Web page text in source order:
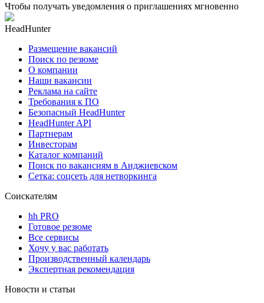
Чтобы получать уведомления о приглашениях мгновенно
HeadHunter
Размещение вакансий
Поиск по резюме
О компании
Наши вакансии
Реклама на сайте
Требования к ПО
Безопасный HeadHunter
HeadHunter API
Партнерам
Инвесторам
Каталог компаний
Поиск по вакансиям в Анджиевском
Сетка: соцсеть для нетворкинга
Соискателям
hh PRO
Готовое резюме
Все сервисы
Хочу у вас работать
Производственный календарь
Экспертная рекомендация
Новости и статьи